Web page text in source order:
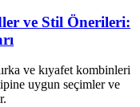
ve Stil Önerileri:
ve kıyafet kombinleri
uygun seçimler ve